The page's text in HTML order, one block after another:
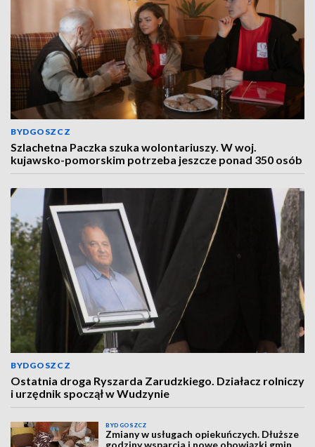
BYDGOSZCZ
Szlachetna Paczka szuka wolontariuszy. W woj.
kujawsko-pomorskim potrzeba jeszcze ponad 350 osób
BYDGOSZCZ
Ostatnia droga Ryszarda Zarudzkiego. Działacz rolniczy
i urzędnik spoczął w Wudzynie
BYDGOSZCZ
Zmiany w usługach opiekuńczych. Dłuższe
godziny wsparcia i nowe obowiązki gmin